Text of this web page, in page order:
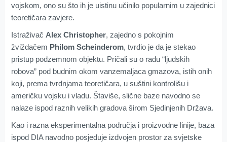
vojskom, ono su što ih je uistinu učinilo popularnim u zajednici
teoretičara zavjere.
Istraživač Alex Christopher, zajedno s pokojnim
žviždačem Philom Scheinderom, tvrdio je da je stekao
pristup podzemnom objektu. Pričali su o radu “ljudskih
robova” pod budnim okom vanzemaljaca gmazova, istih onih
koji, prema tvrdnjama teoretičara, u suštini kontrolišu i
američku vojsku i vladu. Štaviše, slične baze navodno se
nalaze ispod raznih velikih gradova širom Sjedinjenih Država.
Kao i razna eksperimentalna područja i proizvodne linije, baza
ispod DIA navodno posjeduje izdvojen prostor za svjetske